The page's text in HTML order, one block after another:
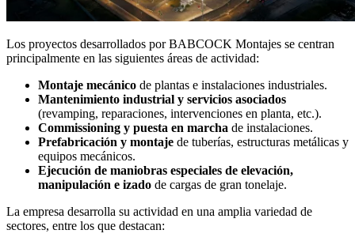
Los proyectos desarrollados por BABCOCK Montajes se centran
principalmente en las siguientes áreas de actividad:
Montaje mecánico de plantas e instalaciones industriales.
Mantenimiento industrial y servicios asociados
(revamping, reparaciones, intervenciones en planta, etc.).
Commissioning y puesta en marcha de instalaciones.
Prefabricación y montaje de tuberías, estructuras metálicas y
equipos mecánicos.
Ejecución de maniobras especiales de elevación,
manipulación e izado de cargas de gran tonelaje.
La empresa desarrolla su actividad en una amplia variedad de
sectores, entre los que destacan: